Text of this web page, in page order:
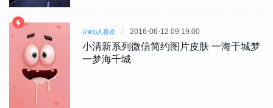
(793)人喜欢 2016-06-12 09:19:00
小清新系列微信简约图片皮肤 一海千城梦
一梦海千城